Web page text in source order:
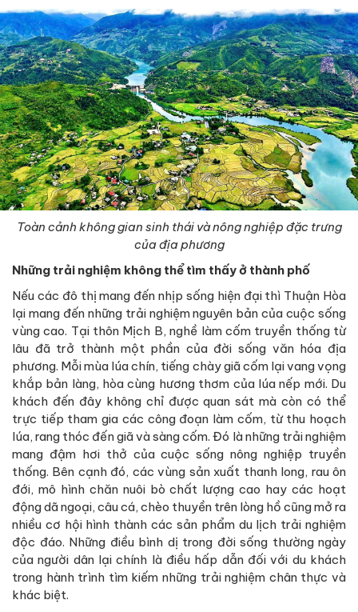
Toàn cảnh không gian sinh thái và nông nghiệp đặc trưng
của địa phương
Những trải nghiệm không thể tìm thấy ở thành phố
Nếu các đô thị mang đến nhịp sống hiện đại thì Thuận Hòa
lại mang đến những trải nghiệm nguyên bản của cuộc sống
vùng cao. Tại thôn Mịch B, nghề làm cốm truyền thống từ
lâu đã trở thành một phần của đời sống văn hóa địa
phương. Mỗi mùa lúa chín, tiếng chày giã cốm lại vang vọng
khắp bản làng, hòa cùng hương thơm của lúa nếp mới. Du
khách đến đây không chỉ được quan sát mà còn có thể
trực tiếp tham gia các công đoạn làm cốm, từ thu hoạch
lúa, rang thóc đến giã và sàng cốm. Đó là những trải nghiệm
mang đậm hơi thở của cuộc sống nông nghiệp truyền
thống. Bên cạnh đó, các vùng sản xuất thanh long, rau ôn
đới, mô hình chăn nuôi bò chất lượng cao hay các hoạt
động dã ngoại, câu cá, chèo thuyền trên lòng hồ cũng mở ra
nhiều cơ hội hình thành các sản phẩm du lịch trải nghiệm
độc đáo. Những điều bình dị trong đời sống thường ngày
của người dân lại chính là điều hấp dẫn đối với du khách
trong hành trình tìm kiếm những trải nghiệm chân thực và
khác biệt.